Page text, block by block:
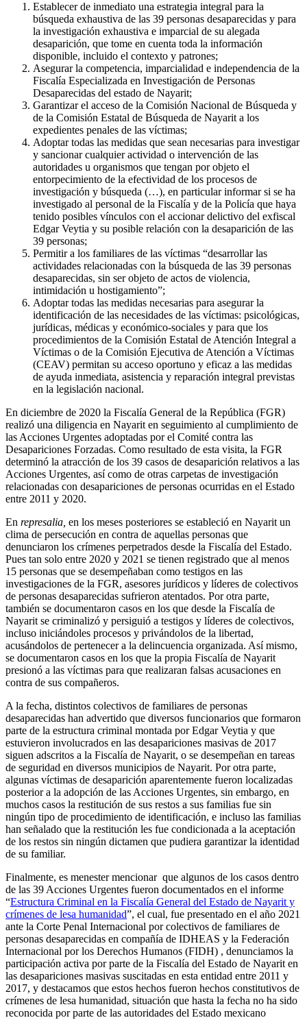
Establecer de inmediato una estrategia integral para la
búsqueda exhaustiva de las 39 personas desaparecidas y para
la investigación exhaustiva e imparcial de su alegada
desaparición, que tome en cuenta toda la información
disponible, incluido el contexto y patrones;
Asegurar la competencia, imparcialidad e independencia de la
Fiscalía Especializada en Investigación de Personas
Desaparecidas del estado de Nayarit;
Garantizar el acceso de la Comisión Nacional de Búsqueda y
de la Comisión Estatal de Búsqueda de Nayarit a los
expedientes penales de las víctimas;
Adoptar todas las medidas que sean necesarias para investigar
y sancionar cualquier actividad o intervención de las
autoridades u organismos que tengan por objeto el
entorpecimiento de la efectividad de los procesos de
investigación y búsqueda (…), en particular informar si se ha
investigado al personal de la Fiscalía y de la Policía que haya
tenido posibles vínculos con el accionar delictivo del exfiscal
Edgar Veytia y su posible relación con la desaparición de las
39 personas;
Permitir a los familiares de las víctimas “desarrollar las
actividades relacionadas con la búsqueda de las 39 personas
desaparecidas, sin ser objeto de actos de violencia,
intimidación u hostigamiento”;
Adoptar todas las medidas necesarias para asegurar la
identificación de las necesidades de las víctimas: psicológicas,
jurídicas, médicas y económico-sociales y para que los
procedimientos de la Comisión Estatal de Atención Integral a
Víctimas o de la Comisión Ejecutiva de Atención a Víctimas
(CEAV) permitan su acceso oportuno y eficaz a las medidas
de ayuda inmediata, asistencia y reparación integral previstas
en la legislación nacional.
En diciembre de 2020 la Fiscalía General de la República (FGR)
realizó una diligencia en Nayarit en seguimiento al cumplimiento de
las Acciones Urgentes adoptadas por el Comité contra las
Desapariciones Forzadas. Como resultado de esta visita, la FGR
determinó la atracción de los 39 casos de desaparición relativos a las
Acciones Urgentes, así como de otras carpetas de investigación
relacionadas con desapariciones de personas ocurridas en el Estado
entre 2011 y 2020.
En represalia, en los meses posteriores se estableció en Nayarit un
clima de persecución en contra de aquellas personas que
denunciaron los crímenes perpetrados desde la Fiscalía del Estado.
Pues tan solo entre 2020 y 2021 se tienen registrado que al menos
15 personas que se desempeñaban como testigos en las
investigaciones de la FGR, asesores jurídicos y líderes de colectivos
de personas desaparecidas sufrieron atentados. Por otra parte,
también se documentaron casos en los que desde la Fiscalía de
Nayarit se criminalizó y persiguió a testigos y líderes de colectivos,
incluso iniciándoles procesos y privándolos de la libertad,
acusándolos de pertenecer a la delincuencia organizada. Así mismo,
se documentaron casos en los que la propia Fiscalía de Nayarit
presionó a las víctimas para que realizaran falsas acusaciones en
contra de sus compañeros.
A la fecha, distintos colectivos de familiares de personas
desaparecidas han advertido que diversos funcionarios que formaron
parte de la estructura criminal montada por Edgar Veytia y que
estuvieron involucrados en las desapariciones masivas de 2017
siguen adscritos a la Fiscalía de Nayarit, o se desempeñan en tareas
de seguridad en diversos municipios de Nayarit. Por otra parte,
algunas víctimas de desaparición aparentemente fueron localizadas
posterior a la adopción de las Acciones Urgentes, sin embargo, en
muchos casos la restitución de sus restos a sus familias fue sin
ningún tipo de procedimiento de identificación, e incluso las familias
han señalado que la restitución les fue condicionada a la aceptación
de los restos sin ningún dictamen que pudiera garantizar la identidad
de su familiar.
Finalmente, es menester mencionar que algunos de los casos dentro
de las 39 Acciones Urgentes fueron documentados en el informe
“Estructura Criminal en la Fiscalía General del Estado de Nayarit y
crímenes de lesa humanidad”, el cual, fue presentado en el año 2021
ante la Corte Penal Internacional por colectivos de familiares de
personas desaparecidas en compañía de IDHEAS y la Federación
Internacional por los Derechos Humanos (FIDH) , denunciamos la
participación activa por parte de la Fiscalía del Estado de Nayarit en
las desapariciones masivas suscitadas en esta entidad entre 2011 y
2017, y destacamos que estos hechos fueron hechos constitutivos de
crímenes de lesa humanidad, situación que hasta la fecha no ha sido
reconocida por parte de las autoridades del Estado mexicano